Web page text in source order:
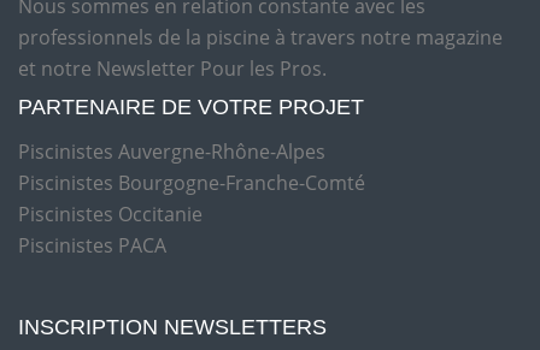
Nous sommes en relation constante avec les
professionnels de la piscine à travers notre magazine
et notre Newsletter Pour les Pros.
PARTENAIRE DE VOTRE PROJET
Piscinistes Auvergne-Rhône-Alpes
Piscinistes Bourgogne-Franche-Comté
Piscinistes Occitanie
Piscinistes PACA
INSCRIPTION NEWSLETTERS